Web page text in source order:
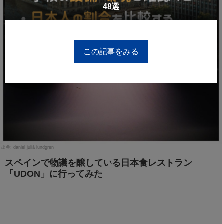
daniel julià lundgren
スペインで物議を醸している日本食レストラン
「UDON」に行ってみた
48選
この記事をみる